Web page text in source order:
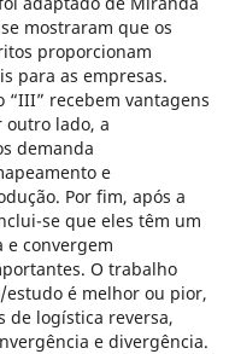
mostraram que os
proporcionam
para as empresas.
“III” recebem vantagens
outro lado, a
demanda
e
Por fim, após a
se que eles têm um
e convergem
O trabalho
é melhor ou pior,
de logística reversa,
e divergência.